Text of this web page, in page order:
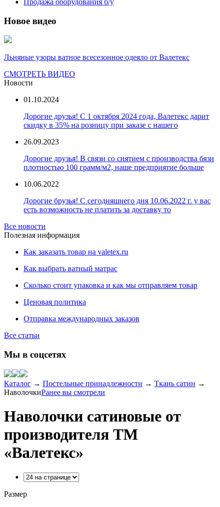
Продажа оборудования б/у
Новое видео
Льняные узоры ватное всесезонное одеяло от Валетекс
СМОТРЕТЬ ВИДЕО
Новости
01.10.2024
Дорогие друзья! С 1 октября 2024 года, Валетекс дарит
скидку в 35% на розницу при заказе с нашего
26.09.2023
Дорогие друзья! В связи со снятием с производства бязи
плотностью 100 грамм/м2, наше предприятие больше
10.06.2022
Дорогие брузья! С сегодняшнего дня 10.06.2022 г. у вас
есть возможность не платить за доставку то
Все новости
Полезная информация
Как заказать товар на valetex.ru
Как выбрать ватный матрас
Сколько стоит упаковка и как мы отправляем товар
Ценовая политика
Отправка международных заказов
Все статьи
Мы в соцсетях
Каталог → Постельные принадлежности → Ткань сатин →
НаволочкиРанее вы смотрели
Наволочки сатиновые от
производителя ТМ
«Валетекс»
Размер